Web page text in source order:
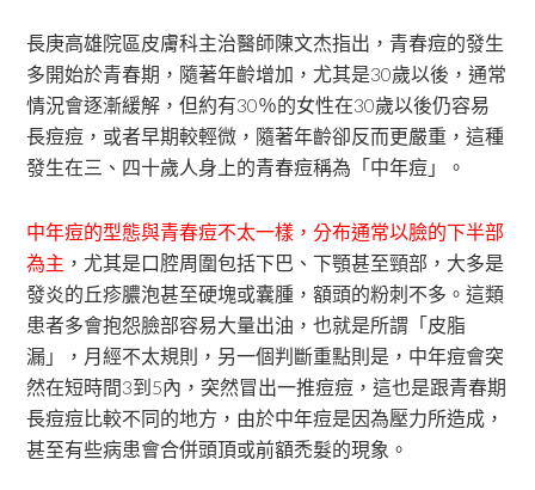
長庚高雄院區皮膚科主治醫師陳文杰指出，青春痘的發生
多開始於青春期，隨著年齡增加，尤其是30歲以後，通常
情況會逐漸緩解，但約有30％的女性在30歲以後仍容易
長痘痘，或者早期較輕微，隨著年齡卻反而更嚴重，這種
發生在三、四十歲人身上的青春痘稱為「中年痘」。
中年痘的型態與青春痘不太一樣，分布通常以臉的下半部
為主 ，尤其是口腔周圍包括下巴、下顎甚至頸部，大多是
發炎的丘疹膿泡甚至硬塊或囊腫，額頭的粉刺不多。這類
患者多會抱怨臉部容易大量出油，也就是所謂「皮脂
漏」，月經不太規則，另一個判斷重點則是，中年痘會突
然在短時間3到5內，突然冒出一推痘痘，這也是跟青春期
長痘痘比較不同的地方，由於中年痘是因為壓力所造成，
甚至有些病患會合併頭頂或前額禿髮的現象。